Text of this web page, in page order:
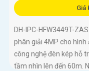
Giá
DH-IPC-HFW3449T-
phân giải 4MP cho
công nghệ đèn kép hỗ
tầm nhìn lên đến 60m.